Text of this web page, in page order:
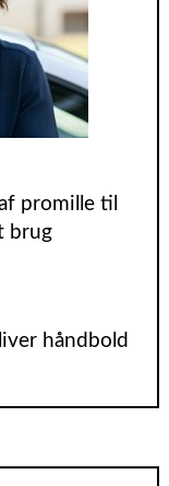
promille til
brug
håndbold